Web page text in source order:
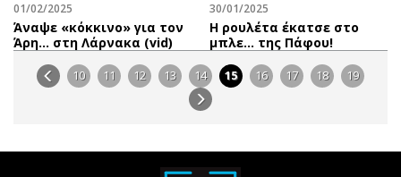
01/02/2025
Άναψε «κόκκινο» για τον
Άρη… στη Λάρνακα (vid)
30/01/2025
Η ρουλέτα έκατσε στο
μπλε… της Πάφου!
10 11 12 13 14 15 16 17 18 19